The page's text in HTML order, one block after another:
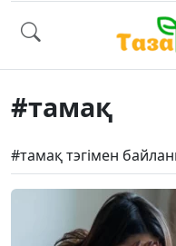
#тамақ
#тамақ тэгімен